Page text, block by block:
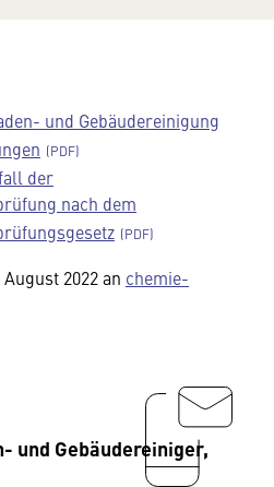
und Gebäudereinigung
der
nach dem
2022 an chemie-
und Gebäudereiniger,